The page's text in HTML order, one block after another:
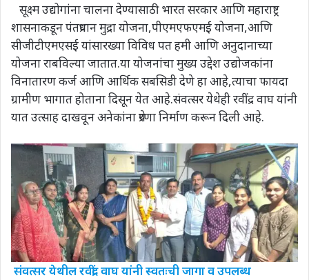
सूक्ष्म उद्योगांना चालना देण्यासाठी भारत सरकार आणि महाराष्ट्र
शासनाकडून पंतप्रधान मुद्रा योजना,पीएमएफएमई योजना,आणि
सीजीटीएमएसई यांसारख्या विविध पत हमी आणि अनुदानाच्या
योजना राबविल्या जातात.या योजनांचा मुख्य उद्देश उद्योजकांना
विनातारण कर्ज आणि आर्थिक सबसिडी देणे हा आहे,त्याचा फायदा
ग्रामीण भागात होताना दिसून येत आहे.संवत्सर येथेही रवींद्र वाघ यांनी
यात उत्साह दाखवून अनेकांना प्रेरणा निर्माण करून दिली आहे.
संवत्सर येथील रवींद्र वाघ यांनी स्वतःची जागा व उपलब्ध